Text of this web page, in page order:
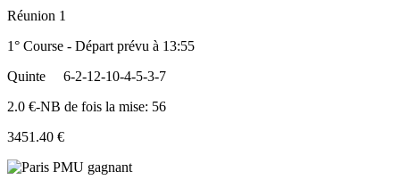
Réunion 1
1° Course - Départ prévu à 13:55
Quinte
6-2-12-10-4-5-3-7
2.0 €-NB de fois la mise: 56
3451.40 €